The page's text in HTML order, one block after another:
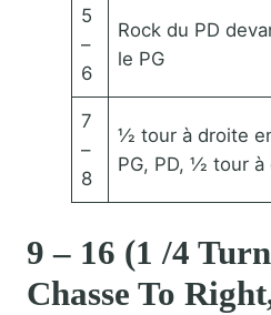
5
–
6
Rock du PD
le PG
7
–
8
½ tour à droite
PG, PD, ½ tour
9 – 16 (1 /4
Chasse To